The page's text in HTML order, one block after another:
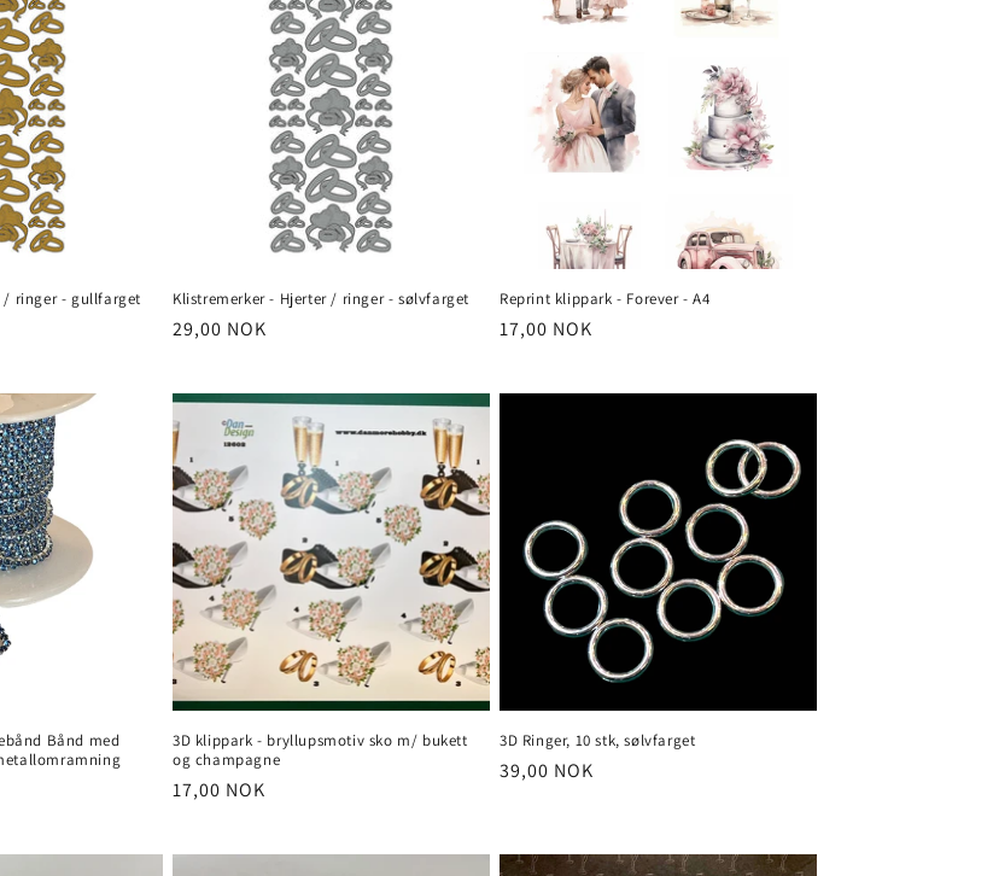
/ ringer - gullfarget Klistremerker - Hjerter / ringer - sølvfarget
Vanlig
29,00 NOK
Reprint klippark - Forever - A4
Vanlig
17,00 NOK
Bånd med
3D klippark - bryllupsmotiv sko m/ bukett
og champagne
Vanlig
17,00 NOK
3D Ringer, 10 stk, sølvfarget
Vanlig
39,00 NOK